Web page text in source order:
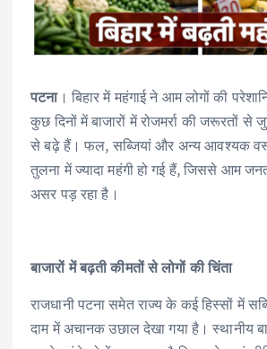
पटना। बिहार में महंगाई ने आम लोगों की
कुछ दिनों में बाजारों में रोजमर्रा की जरूरतों से
से बढ़े हैं। फल, सब्जियां और अन्य आवश्यक
तुलना में ज्यादा महंगी हो गई हैं, जिससे आम
असर पड़ रहा है।
बाजारों में बढ़ती कीमतों से लोगों की चिंता
राजधानी पटना समेत राज्य के कई हिस्सों में
दाम में अचानक उछाल देखा गया है। स्थानीय